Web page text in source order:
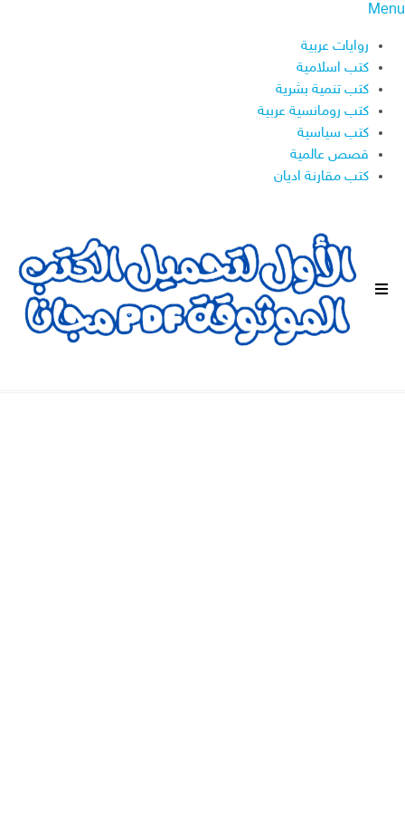
Menu
روايات عربية
كتب اسلامية
كتب تنمية بشرية
كتب رومانسية عربية
كتب سياسية
قصص عالمية
كتب مقارنة اديان
ا